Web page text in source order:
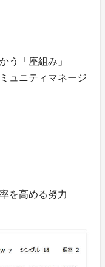
う「座組み」
ュニティマネージ
を高める努力